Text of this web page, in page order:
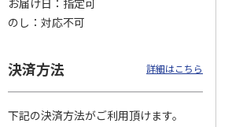
お届け日
指定可
のし
対応不可
決済方法 詳細はこちら
下記の決済方法がご利用頂けます。